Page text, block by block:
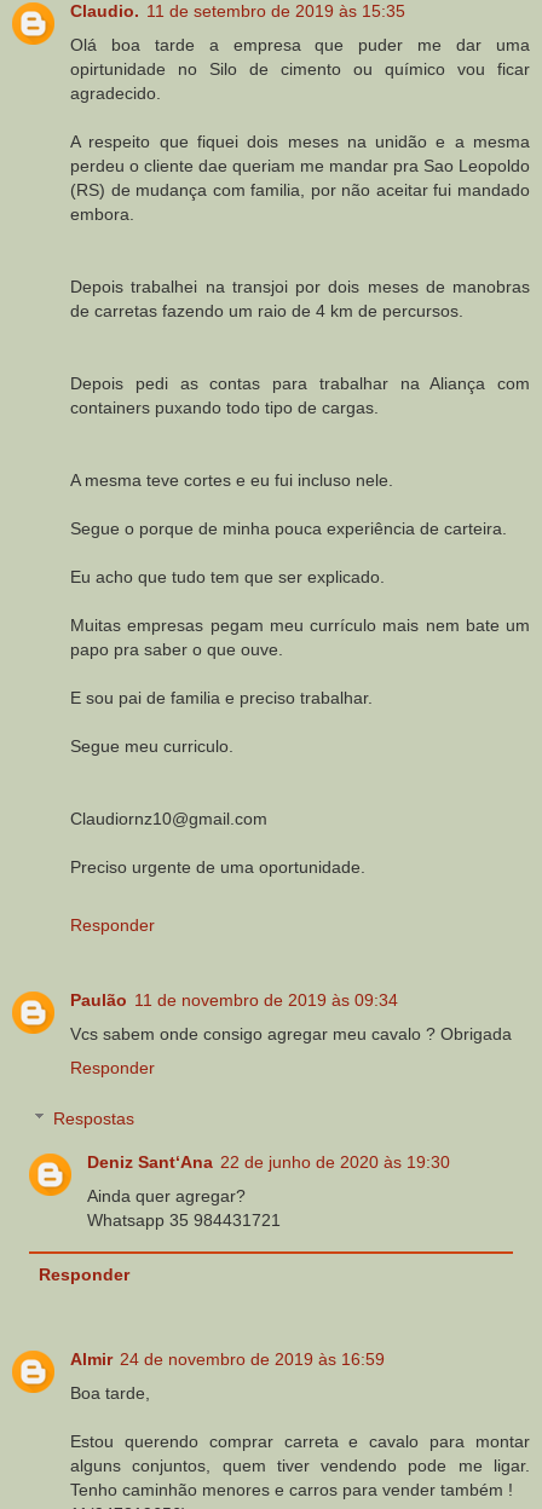
Claudio. 11 de setembro de 2019 às 15:35
Olá boa tarde a empresa que puder me dar uma
opirtunidade no Silo de cimento ou químico vou ficar
agradecido.
A respeito que fiquei dois meses na unidão e a mesma
perdeu o cliente dae queriam me mandar pra Sao Leopoldo
(RS) de mudança com familia, por não aceitar fui mandado
embora.
Depois trabalhei na transjoi por dois meses de manobras
de carretas fazendo um raio de 4 km de percursos.
Depois pedi as contas para trabalhar na Aliança com
containers puxando todo tipo de cargas.
A mesma teve cortes e eu fui incluso nele.
Segue o porque de minha pouca experiência de carteira.
Eu acho que tudo tem que ser explicado.
Muitas empresas pegam meu currículo mais nem bate um
papo pra saber o que ouve.
E sou pai de familia e preciso trabalhar.
Segue meu curriculo.
Claudiornz10@gmail.com
Preciso urgente de uma oportunidade.
Responder
Paulão 11 de novembro de 2019 às 09:34
Vcs sabem onde consigo agregar meu cavalo ? Obrigada
Responder
Respostas
Deniz Sant‘Ana 22 de junho de 2020 às 19:30
Ainda quer agregar?
Whatsapp 35 984431721
Responder
Almir 24 de novembro de 2019 às 16:59
Boa tarde,
Estou querendo comprar carreta e cavalo para montar
alguns conjuntos, quem tiver vendendo pode me ligar.
Tenho caminhão menores e carros para vender também !